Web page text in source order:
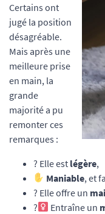
Certains ont
jugé la position
désagréable.
Mais après une
meilleure prise
en main, la
grande
majorité a pu
remonter ces
remarques :
? Elle est légère,
Maniable, et
? Elle offre un
?‍
Entraîne un